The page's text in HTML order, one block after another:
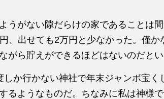
うがない隙だらけの家であることは
、出せても2万円と少なかった。僅か
がら貯えができるほどはないのだとい
しか行かない神社で年末ジャンボ宝く
るようなものだ。ちなみに私は神様